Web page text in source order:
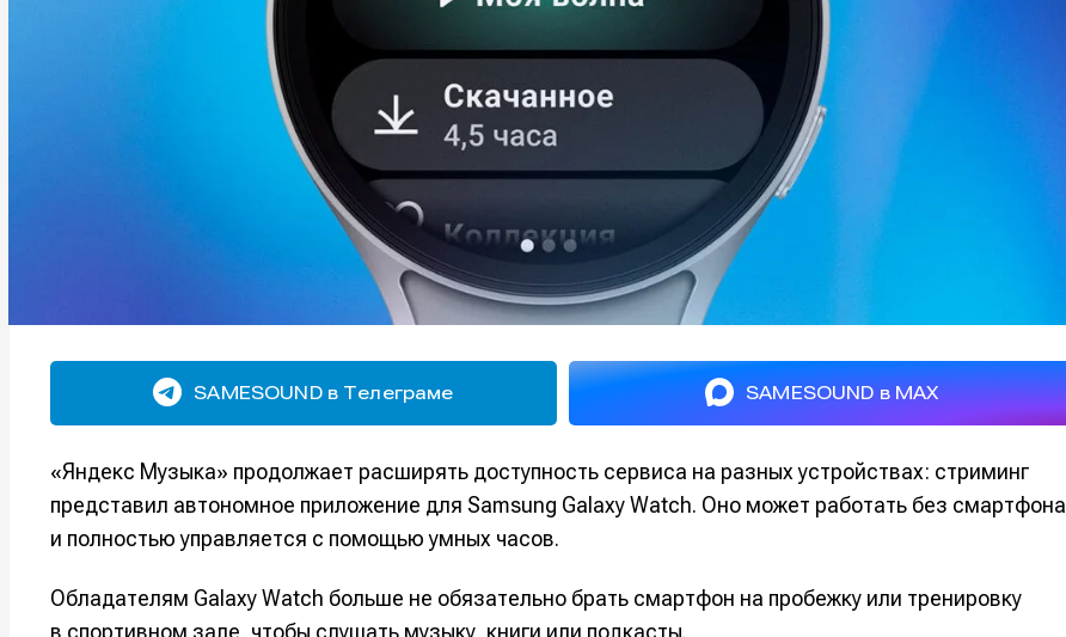
SAMESOUND в Телеграме SAMESOUND в MAX
«Яндекс Музыка» продолжает расширять доступность сервиса на разных устройствах: стриминг
представил автономное приложение для Samsung Galaxy Watch. Оно может работать без смартфона
и полностью управляется с помощью умных часов.
Обладателям Galaxy Watch больше не обязательно брать смартфон на пробежку или тренировку